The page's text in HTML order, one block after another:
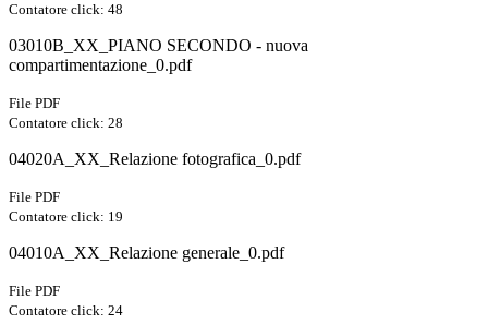
Contatore click: 48
03010B_XX_PIANO SECONDO - nuova
compartimentazione_0.pdf
File PDF
Contatore click: 28
04020A_XX_Relazione fotografica_0.pdf
File PDF
Contatore click: 19
04010A_XX_Relazione generale_0.pdf
File PDF
Contatore click: 24